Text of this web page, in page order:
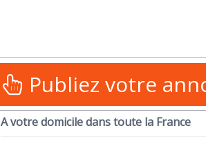
Publiez votre
A votre domicile dans toute la France